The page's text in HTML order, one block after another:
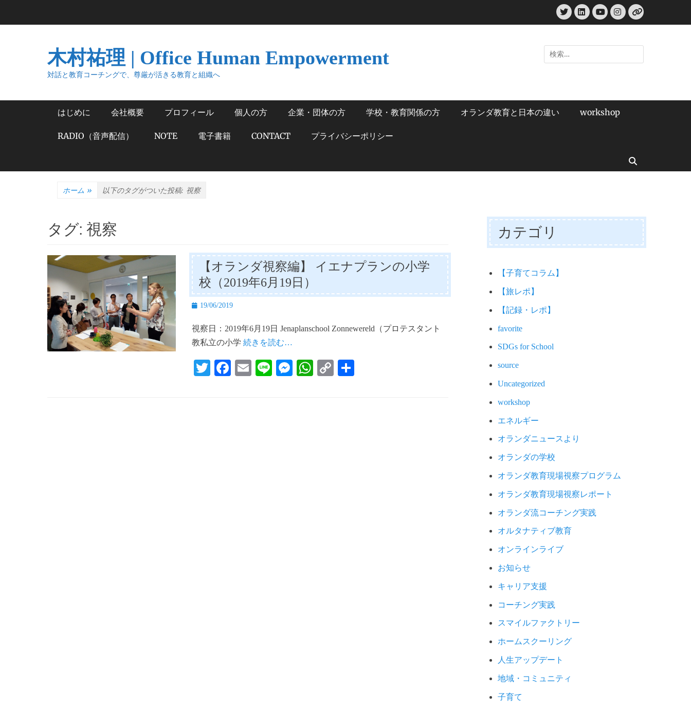
キ
TwitterLinkedIn
YouTube
Instagram
リ
ン
木村祐理 | Office Human Empowerment
対話と教育コーチングで、尊厳が活きる教育と組織へ
検
索:
メインメニュー
はじめに 会社概要 プロフィール 個人の方 企業・団体の方 学校・教育関係の方 オランダ教育と日本の違い workshop
RADIO（音声配信） NOTE 電子書籍 CONTACT プライバシーポリシー
ホーム » 以下のタグがついた投稿: 視察
タグ: 視察
【オランダ視察編】 イエナプランの小学
校（2019年6月19日）
投
日
19/06/2019
視察日：2019年6月19日 Jenaplanschool Zonnewereld（プロテスタント
教私立の小学 続きを読む…
T Fa E Li M W C 共
カテゴリ
【子育てコラム】
【旅レポ】
【記録・レポ】
favorite
SDGs for School
source
Uncategorized
workshop
エネルギー
オランダニュースより
オランダの学校
オランダ教育現場視察プログラム
オランダ教育現場視察レポート
オランダ流コーチング実践
オルタナティブ教育
オンラインライブ
お知らせ
キャリア支援
コーチング実践
スマイルファクトリー
ホームスクーリング
人生アップデート
地域・コミュニティ
子育て